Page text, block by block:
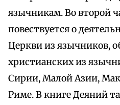
язычникам. Во второй
повествуется о
Церкви из язычников,
христианских из
Сирии, Малой Азии,
Риме. В книге Деяний